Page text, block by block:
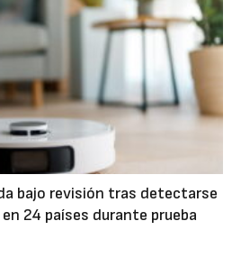
bajo revisión tras detectarse
24 países durante prueba